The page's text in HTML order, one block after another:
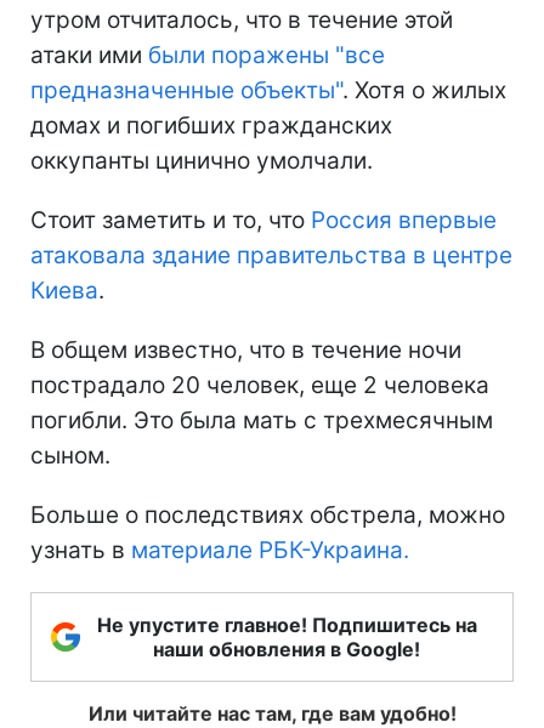
утром отчиталось, что в течение этой
атаки ими были поражены "все
предназначенные объекты". Хотя о жилых
домах и погибших гражданских
оккупанты цинично умолчали.
Стоит заметить и то, что Россия впервые
атаковала здание правительства в центре
Киева.
В общем известно, что в течение ночи
пострадало 20 человек, еще 2 человека
погибли. Это была мать с трехмесячным
сыном.
Больше о последствиях обстрела, можно
узнать в материале РБК-Украина.
Не упустите главное! Подпишитесь на
наши обновления в Google!
Или читайте нас там, где вам удобно!